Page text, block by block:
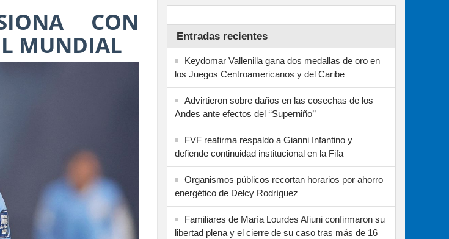
CON
MUNDIAL
Entradas recientes
Keydomar Vallenilla gana dos medallas de oro en
los Juegos Centroamericanos y del Caribe
Advirtieron sobre daños en las cosechas de los
Andes ante efectos del ‘‘Superniño’’
FVF reafirma respaldo a Gianni Infantino y
defiende continuidad institucional en la Fifa
Organismos públicos recortan horarios por ahorro
energético de Delcy Rodríguez
Familiares de María Lourdes Afiuni confirmaron su
libertad plena y el cierre de su caso tras más de 16